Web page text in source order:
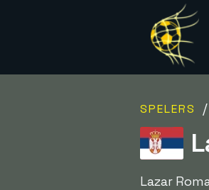
SPELERS /
Lazar